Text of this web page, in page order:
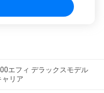
エフィ デラックスモデル
ャリア